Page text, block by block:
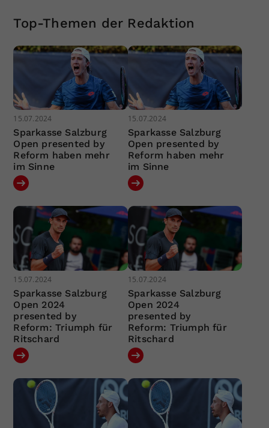
Top-Themen der Redaktion
15.07.2024
Sparkasse Salzburg
Open presented by
Reform haben mehr
im Sinne
15.07.2024
Sparkasse Salzburg
Open presented by
Reform haben mehr
im Sinne
15.07.2024
Sparkasse Salzburg
Open 2024
presented by
Reform: Triumph für
Ritschard
15.07.2024
Sparkasse Salzburg
Open 2024
presented by
Reform: Triumph für
Ritschard